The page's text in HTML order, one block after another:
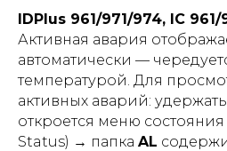
IDPlus 961/971/974, IC 961/
Активная авария
автоматически —
температурой. Для
активных аварий:
откроется меню
Status) → папка AL